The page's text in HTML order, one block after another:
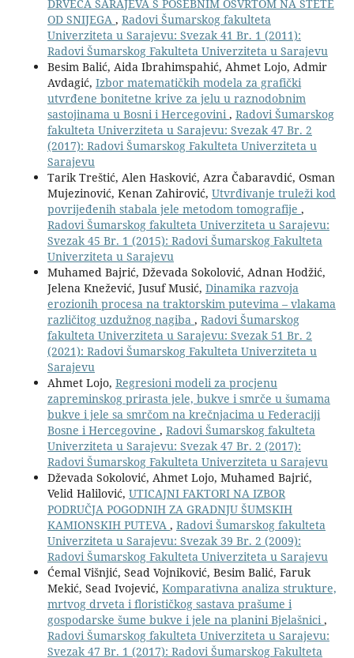
DRVEĆA SARAJEVA S POSEBNIM OSVRTOM NA ŠTETE
OD SNIJEGA , Radovi Šumarskog fakulteta
Univerziteta u Sarajevu: Svezak 41 Br. 1 (2011):
Radovi Šumarskog Fakulteta Univerziteta u Sarajevu
Besim Balić, Aida Ibrahimspahić, Ahmet Lojo, Admir
Avdagić, Izbor matematičkih modela za grafički
utvrđene bonitetne krive za jelu u raznodobnim
sastojinama u Bosni i Hercegovini, Radovi Šumarskog
fakulteta Univerziteta u Sarajevu: Svezak 47 Br. 2
(2017): Radovi Šumarskog Fakulteta Univerziteta u
Sarajevu
Tarik Treštić, Alen Hasković, Azra Čabaravdić, Osman
Mujezinović, Kenan Zahirović, Utvrđivanje truleži kod
povrijeđenih stabala jele metodom tomografije ,
Radovi Šumarskog fakulteta Univerziteta u Sarajevu:
Svezak 45 Br. 1 (2015): Radovi Šumarskog Fakulteta
Univerziteta u Sarajevu
Muhamed Bajrić, Dževada Sokolović, Adnan Hodžić,
Jelena Knežević, Jusuf Musić, Dinamika razvoja
erozionih procesa na traktorskim putevima – vlakama
različitog uzdužnog nagiba , Radovi Šumarskog
fakulteta Univerziteta u Sarajevu: Svezak 51 Br. 2
(2021): Radovi Šumarskog Fakulteta Univerziteta u
Sarajevu
Ahmet Lojo, Regresioni modeli za procjenu
zapreminskog prirasta jele, bukve i smrče u šumama
bukve i jele sa smrčom na krečnjacima u Federaciji
Bosne i Hercegovine , Radovi Šumarskog fakulteta
Univerziteta u Sarajevu: Svezak 47 Br. 2 (2017):
Radovi Šumarskog Fakulteta Univerziteta u Sarajevu
Dževada Sokolović, Ahmet Lojo, Muhamed Bajrić,
Velid Halilović, UTICAJNI FAKTORI NA IZBOR
PODRUČJA POGODNIH ZA GRADNJU ŠUMSKIH
KAMIONSKIH PUTEVA , Radovi Šumarskog fakulteta
Univerziteta u Sarajevu: Svezak 39 Br. 2 (2009):
Radovi Šumarskog Fakulteta Univerziteta u Sarajevu
Ćemal Višnjić, Sead Vojniković, Besim Balić, Faruk
Mekić, Sead Ivojević, Komparativna analiza strukture,
mrtvog drveta i florističkog sastava prašume i
gospodarske šume bukve i jele na planini Bjelašnici,
Radovi Šumarskog fakulteta Univerziteta u Sarajevu:
Svezak 47 Br. 1 (2017): Radovi Šumarskog Fakulteta